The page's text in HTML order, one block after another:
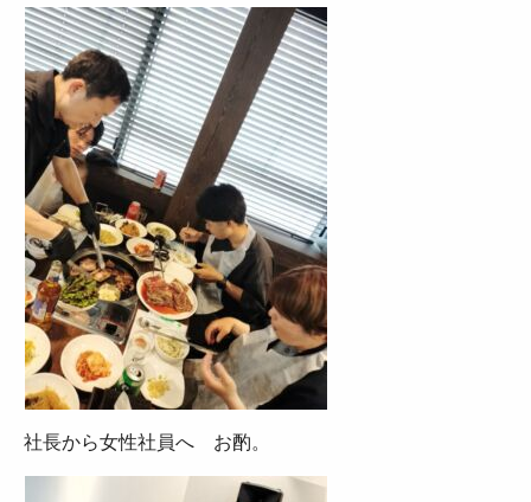
社長から女性社員へ お酌。